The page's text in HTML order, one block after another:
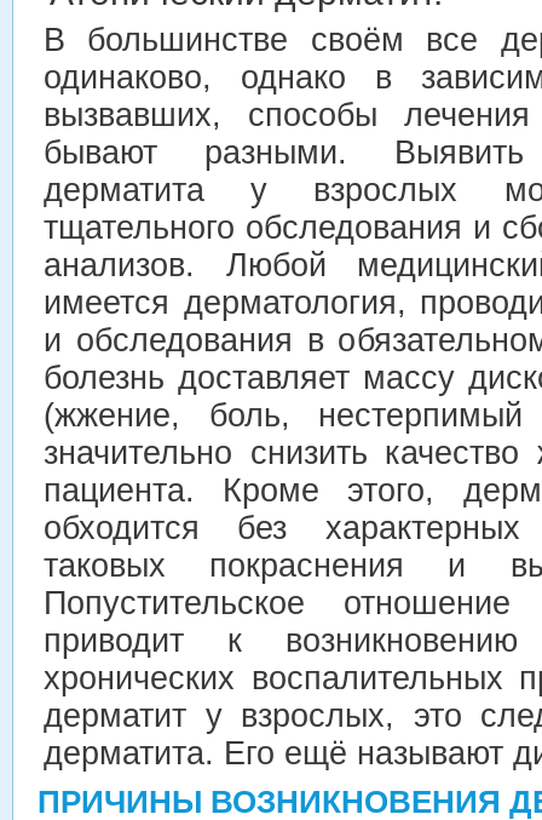
В большинстве своём все
одинаково, однако в
вызвавших, способы лечения
бывают разными.
дерматита у взрослых
тщательного обследования и
анализов. Любой
имеется дерматология,
и обследования в
болезнь доставляет массу
(жжение, боль,
значительно снизить
пациента. Кроме этого,
обходится без
таковых покраснения и
Попустительское
приводит к
хронических воспалительных
дерматит у взрослых, это
дерматита. Его ещё называют
ПРИЧИНЫ ВОЗНИКНОВЕНИЯ